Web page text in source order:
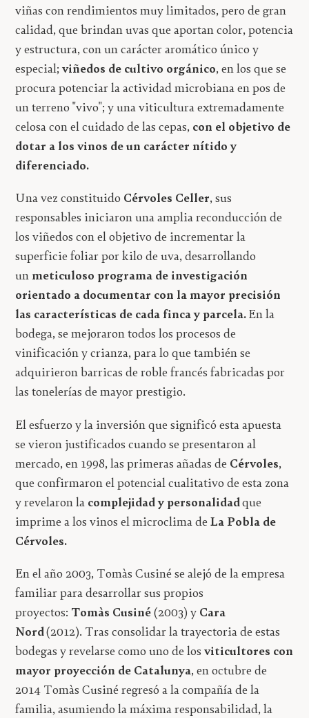
viñas con rendimientos muy limitados, pero de gran
calidad, que brindan uvas que aportan color, potencia
y estructura, con un carácter aromático único y
especial; viñedos de cultivo orgánico, en los que se
procura potenciar la actividad microbiana en pos de
un terreno "vivo"; y una viticultura extremadamente
celosa con el cuidado de las cepas, con el objetivo de
dotar a los vinos de un carácter nítido y
diferenciado.
Una vez constituido Cérvoles Celler, sus
responsables iniciaron una amplia reconducción de
los viñedos con el objetivo de incrementar la
superficie foliar por kilo de uva, desarrollando
un meticuloso programa de investigación
orientado a documentar con la mayor precisión
las características de cada finca y parcela.En la
bodega, se mejoraron todos los procesos de
vinificación y crianza, para lo que también se
adquirieron barricas de roble francés fabricadas por
las tonelerías de mayor prestigio.
El esfuerzo y la inversión que significó esta apuesta
se vieron justificados cuando se presentaron al
mercado, en 1998, las primeras añadas de Cérvoles,
que confirmaron el potencial cualitativo de esta zona
y revelaron la complejidad y personalidadque
imprime a los vinos el microclima deLa Pobla de
Cérvoles.
En el año 2003, Tomàs Cusiné se alejó de la empresa
familiar para desarrollar sus propios
proyectos: Tomàs Cusiné(2003) y Cara
Nord(2012). Tras consolidar la trayectoria de estas
bodegas y revelarse como uno de los viticultores con
mayor proyección de Catalunya, en octubre de
2014 Tomàs Cusiné regresó a la compañía de la
familia, asumiendo la máxima responsabilidad, la